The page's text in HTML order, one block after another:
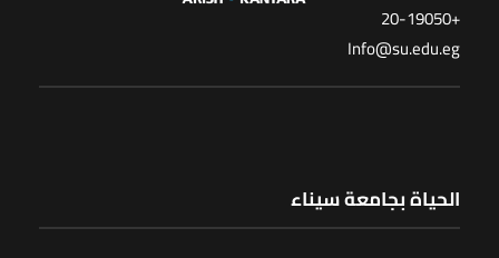
+20-19050
Info@su.edu.eg
الحياة بجامعة سيناء